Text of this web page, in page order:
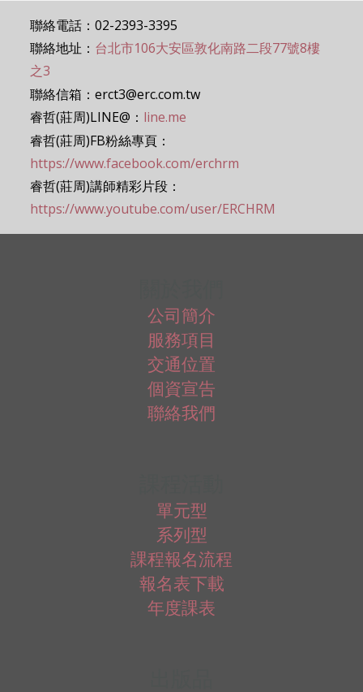
聯絡電話：02-2393-3395
聯絡地址： 台北市106大安區敦化南路二段77號8樓
之3
聯絡信箱：erct3@erc.com.tw
睿哲(莊周)LINE@： line.me
睿哲(莊周)FB粉絲專頁：
https://www.facebook.com/erchrm
睿哲(莊周)講師精彩片段：
https://www.youtube.com/user/ERCHRM
公司簡介
服務項目
交通位置
個資宣告
聯絡我們
單元型
系列型
課程報名流程
報名表下載
年度課表